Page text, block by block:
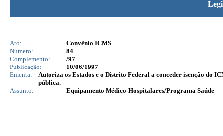
Ato:
Convênio ICMS
Número:
84
Complemento:
/97
Publicação:
10/06/1997
Ementa:
Autoriza os Estados e o Distrito Federal a conceder isenção do
pública.
Assunto:
Equipamento Médico-Hospitalares/Programa Saúde